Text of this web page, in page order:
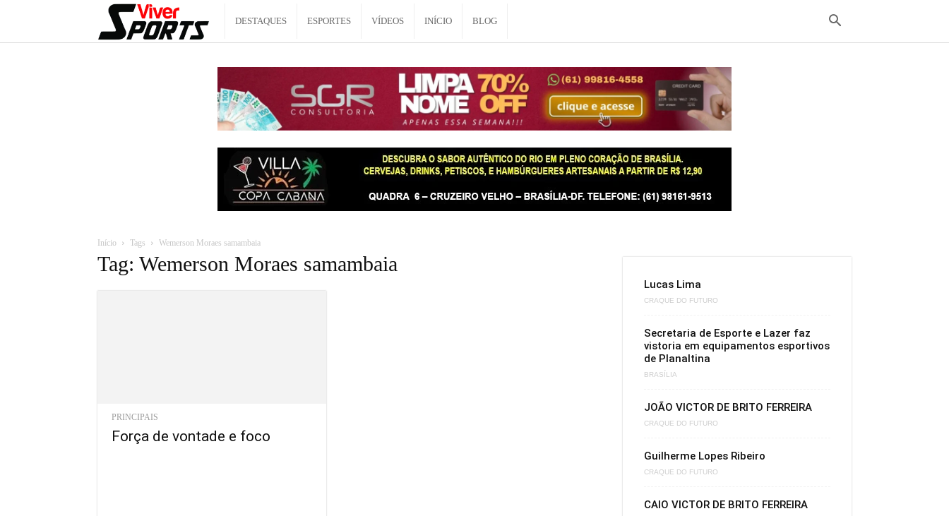
Viver
DESTAQUES ESPORTES VÍDEOS INÍCIO BLOG
Início Tags Wemerson Moraes samambaia
Tag: Wemerson Moraes samambaia
PRINCIPAIS
Força de vontade e foco
Lucas Lima
CRAQUE DO FUTURO
Secretaria de Esporte e Lazer faz
vistoria em equipamentos esportivos
de Planaltina
BRASÍLIA
JOÃO VICTOR DE BRITO FERREIRA
CRAQUE DO FUTURO
Guilherme Lopes Ribeiro
CRAQUE DO FUTURO
CAIO VICTOR DE BRITO FERREIRA